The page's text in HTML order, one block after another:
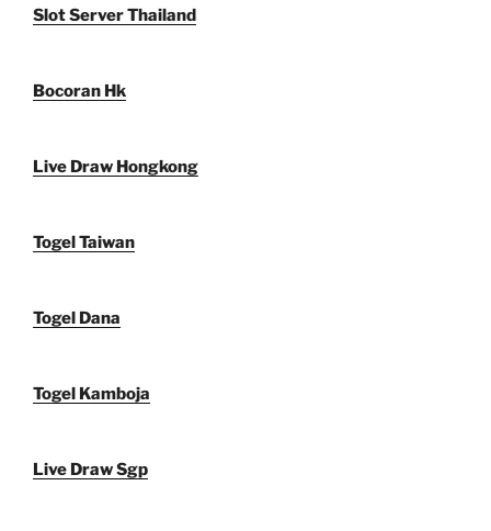
Slot Server Thailand
Bocoran Hk
Live Draw Hongkong
Togel Taiwan
Togel Dana
Togel Kamboja
Live Draw Sgp